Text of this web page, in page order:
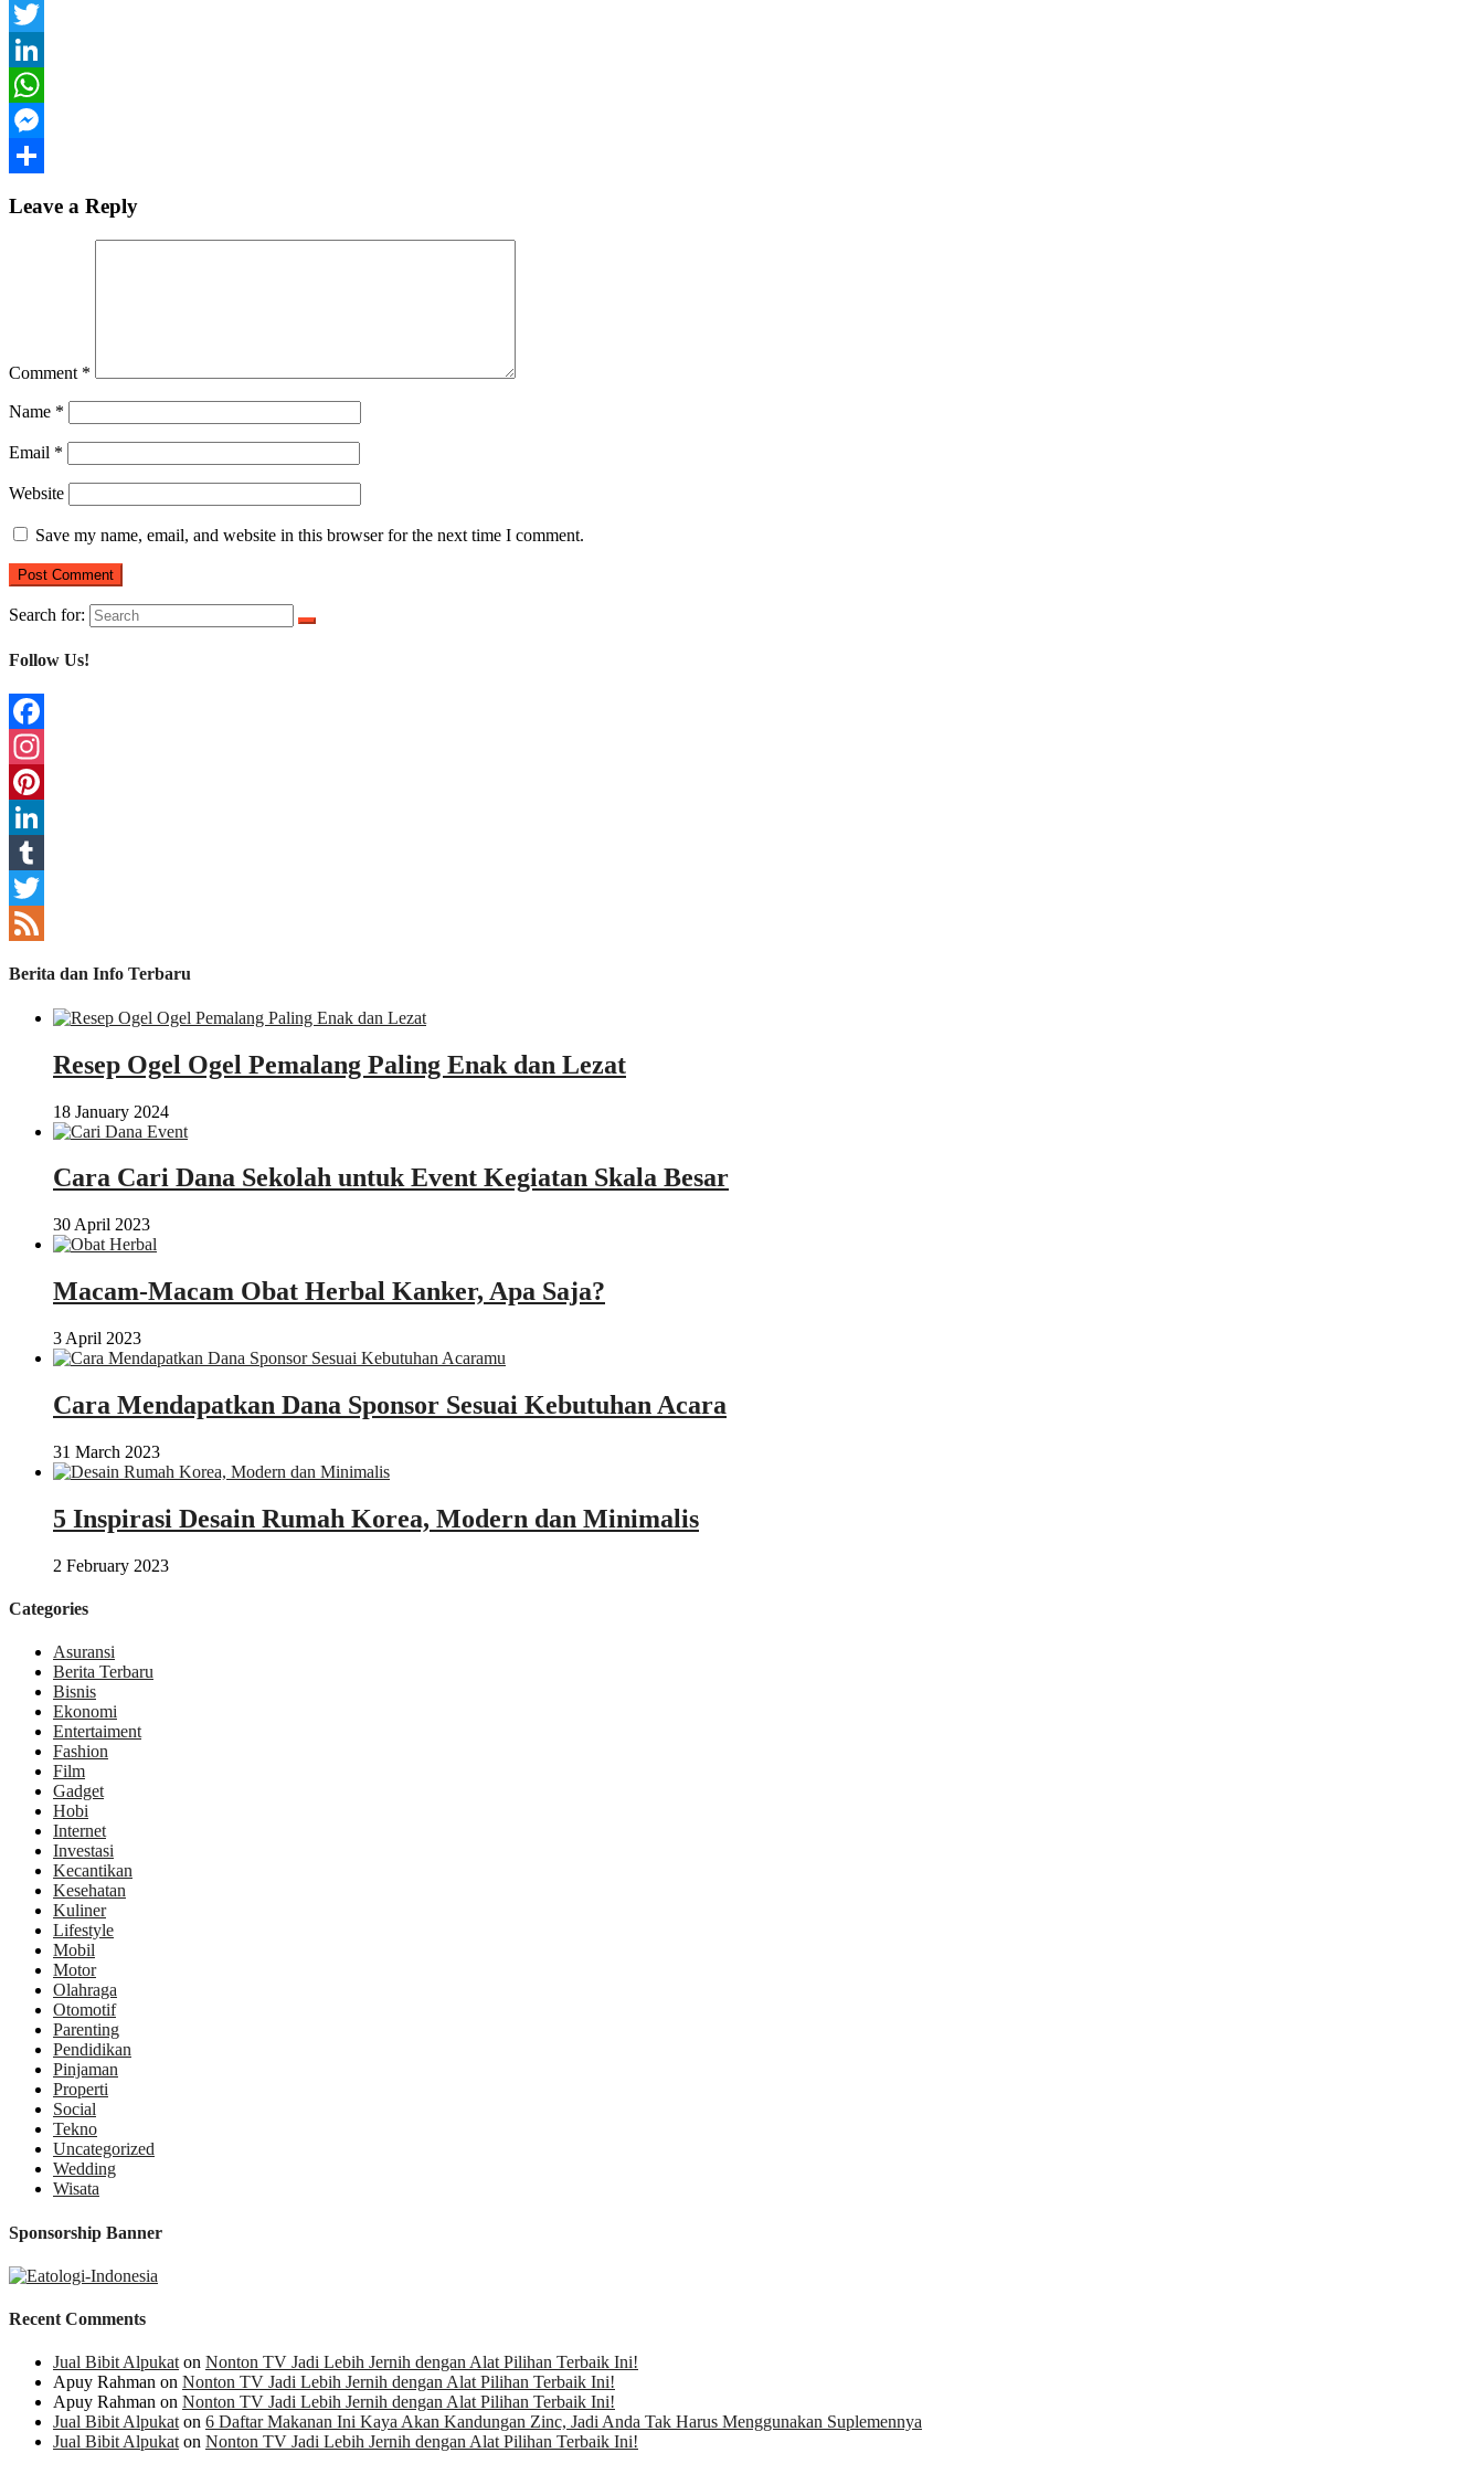
Facebook
Twitter
LinkedIn
WhatsApp
Messenger
Leave a Reply
Comment *
Name *
Email *
Website
Save my name, email, and website in this browser for the next time I comment.
Search for:
Follow Us!
Facebook
Instagram
Pinterest
LinkedIn
Tumblr
Twitter
Berita dan Info Terbaru
Resep Ogel Ogel Pemalang Paling Enak dan Lezat
18 January 2024
Cara Cari Dana Sekolah untuk Event Kegiatan Skala Besar
30 April 2023
Macam-Macam Obat Herbal Kanker, Apa Saja?
3 April 2023
Cara Mendapatkan Dana Sponsor Sesuai Kebutuhan Acara
31 March 2023
5 Inspirasi Desain Rumah Korea, Modern dan Minimalis
2 February 2023
Categories
Asuransi
Berita Terbaru
Bisnis
Ekonomi
Entertaiment
Fashion
Film
Gadget
Hobi
Internet
Investasi
Kecantikan
Kesehatan
Kuliner
Lifestyle
Mobil
Motor
Olahraga
Otomotif
Parenting
Pendidikan
Pinjaman
Properti
Social
Tekno
Uncategorized
Wedding
Wisata
Sponsorship Banner
Recent Comments
Jual Bibit Alpukat on Nonton TV Jadi Lebih Jernih dengan Alat Pilihan Terbaik Ini!
Apuy Rahman on Nonton TV Jadi Lebih Jernih dengan Alat Pilihan Terbaik Ini!
Apuy Rahman on Nonton TV Jadi Lebih Jernih dengan Alat Pilihan Terbaik Ini!
Jual Bibit Alpukat on 6 Daftar Makanan Ini Kaya Akan Kandungan Zinc, Jadi Anda Tak Harus Menggunakan Suplemennya
Jual Bibit Alpukat on Nonton TV Jadi Lebih Jernih dengan Alat Pilihan Terbaik Ini!